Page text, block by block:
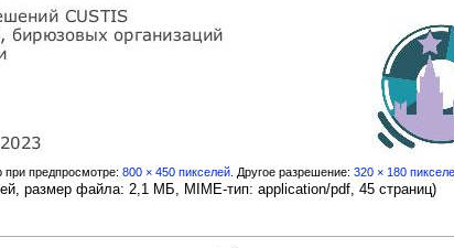
при предпросмотре: 800 × 450 пикселей. Другое разрешение: 320 × 180
размер файла: 2,1 МБ, MIME-тип: application/pdf, 45 страниц)